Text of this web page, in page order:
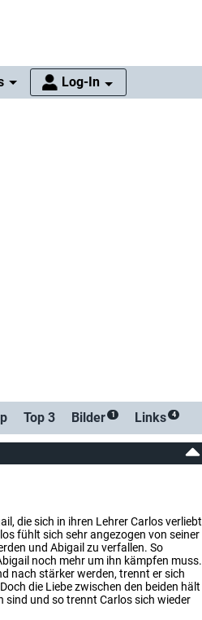
Log-In
Top 3 Bilder 1 Links 4
die sich in ihren Lehrer Carlos verliebt
fühlt sich sehr angezogen von seiner
und Abigail zu verfallen. So
noch mehr um ihn kämpfen muss.
nach stärker werden, trennt er sich
die Liebe zwischen den beiden hält
sind und so trennt Carlos sich wieder